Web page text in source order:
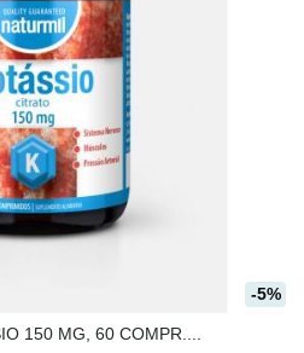
-5%
150 MG, 60 COMPR....